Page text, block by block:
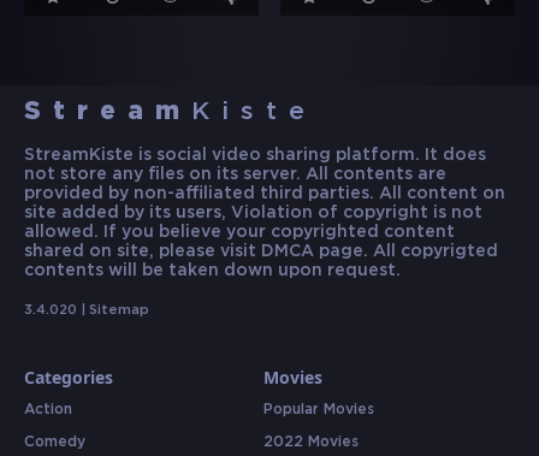
Stream Kiste
StreamKiste is social video sharing platform. It does
not store any files on its server. All contents are
provided by non-affiliated third parties. All content on
site added by its users, Violation of copyright is not
allowed. If you believe your copyrighted content
shared on site, please visit DMCA page. All copyrigted
contents will be taken down upon request.
3.4.020 | Sitemap
Categories
Action
Comedy
Movies
Popular Movies
2022 Movies